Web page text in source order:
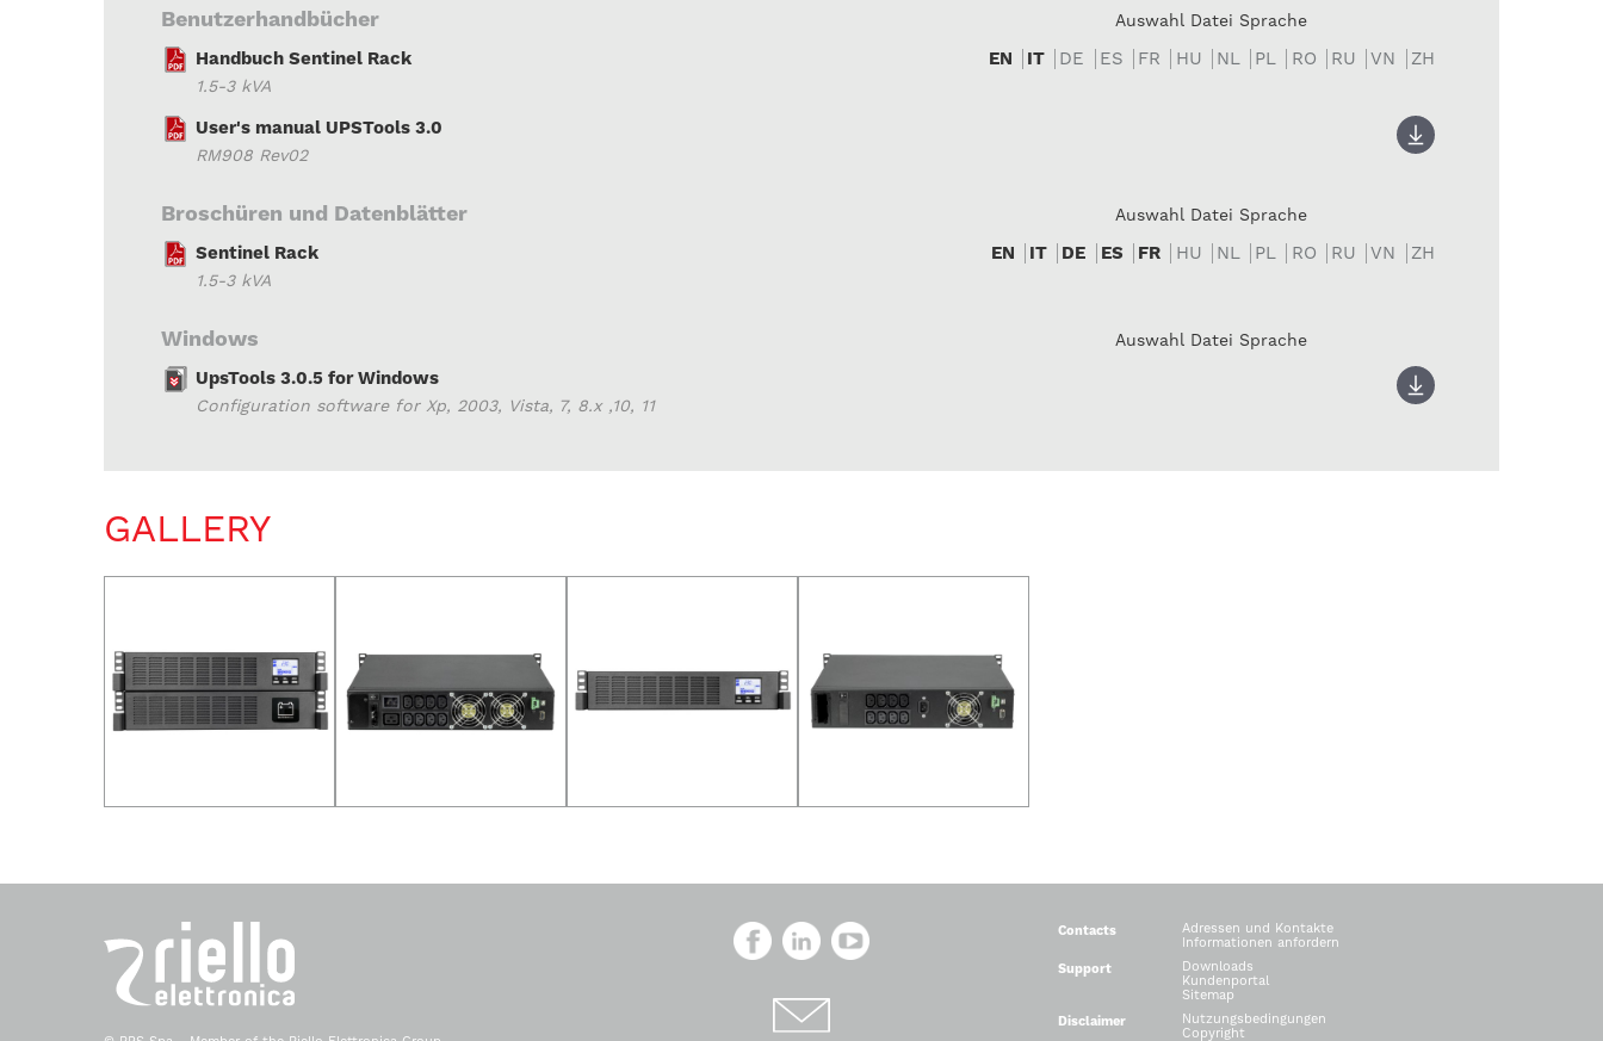
Benutzerhandbücher Auswahl Datei Sprache
Handbuch Sentinel Rack
1.5-3 kVA
EN IT DE ES FR HU NL PL RO RU VN ZH
User's manual UPSTools 3.0
RM908 Rev02
Broschüren und Datenblätter Auswahl Datei Sprache
Sentinel Rack
1.5-3 kVA
EN IT DE ES FR HU NL PL RO RU VN ZH
Windows Auswahl Datei Sprache
UpsTools 3.0.5 for Windows
Configuration software for Xp, 2003, Vista, 7, 8.x ,10, 11
GALLERY
Contacts
Adressen und Kontakte
Informationen anfordern
Support
Downloads
Kundenportal
Sitemap
Disclaimer
Nutzungsbedingungen
Copyright